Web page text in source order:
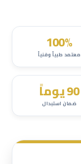
100%
معتمد طبياً وفنياً
90 يوماً
ضمان استبدال